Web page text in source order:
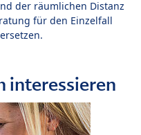
der räumlichen Distanz
für den Einzelfall
interessieren